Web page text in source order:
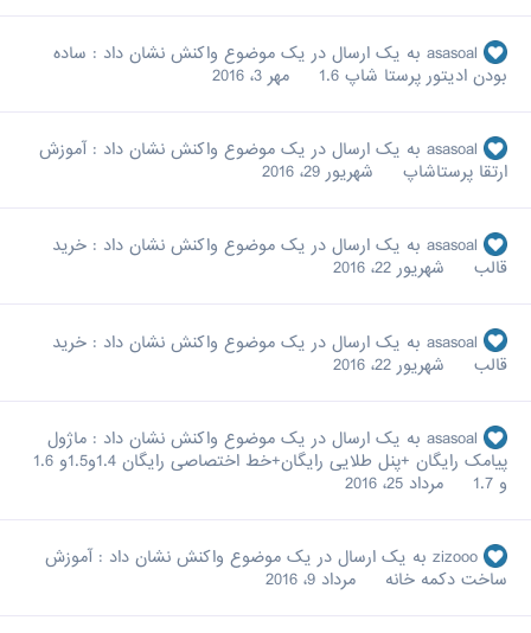
asasoal به یک ارسال در یک موضوع واکنش نشان داد : ساده
بودن ادیتور پرستا شاپ 1.6
مهر 3، 2016
asasoal به یک ارسال در یک موضوع واکنش نشان داد :آموزش
ارتقا پرستاشاپ
شهریور 29، 2016
asasoal به یک ارسال در یک موضوع واکنش نشان داد : خرید
قالب
شهریور 22، 2016
asasoal به یک ارسال در یک موضوع واکنش نشان داد : خرید
قالب
شهریور 22، 2016
asasoal به یک ارسال در یک موضوع واکنش نشان داد : ماژول
پیامک رایگان +پنل طلایی رایگان+خط اختصاصی رایگان 1.4و1.5و 1.6
و 1.7
مرداد 25، 2016
zizooo به یک ارسال در یک موضوع واکنش نشان داد :آموزش
ساخت دکمه خانه
مرداد 9، 2016